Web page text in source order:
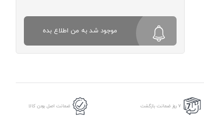
موجود شد به من اطلاع بده
7 روز ضمانت بازگشت ضمانت اصل بودن کالا